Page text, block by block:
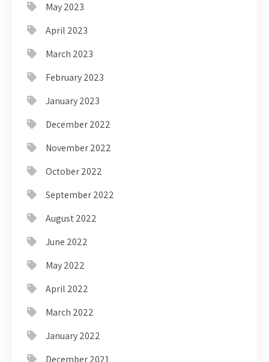
May 2023
April 2023
March 2023
February 2023
January 2023
December 2022
November 2022
October 2022
September 2022
August 2022
June 2022
May 2022
April 2022
March 2022
January 2022
December 2021